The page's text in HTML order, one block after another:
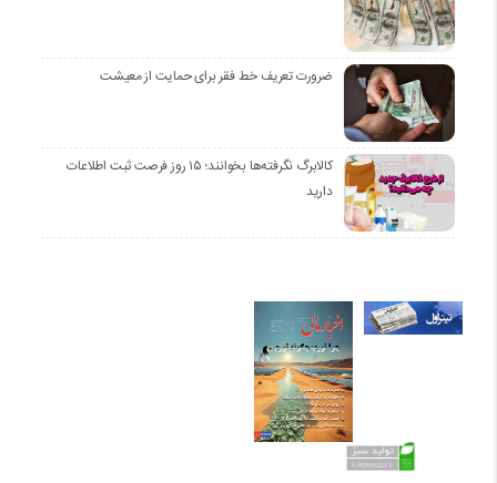
ضرورت تعریف خط فقر برای حمایت از معیشت
کالابرگ نگرفته‌ها بخوانند؛ ۱۵ روز فرصت ثبت اطلاعات
دارید